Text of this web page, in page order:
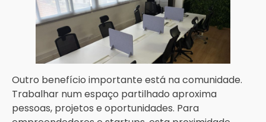
Outro benefício importante está na comunidade.
Trabalhar num espaço partilhado aproxima
pessoas, projetos e oportunidades. Para